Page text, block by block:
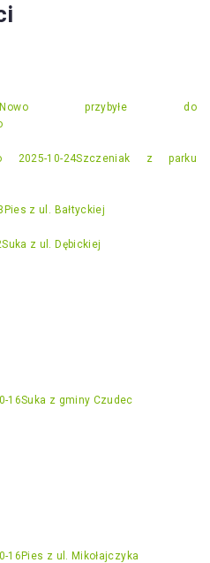
Nowo przybyłe do
2025-10-24Szczeniak z parku
Pies z ul. Bałtyckiej
Suka z ul. Dębickiej
16Suka z gminy Czudec
16 Pies z ul. Mikołajczyka